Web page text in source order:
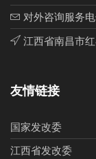
对外咨询服务
江西省南昌市
友情链接
国家发改委
江西省发改委